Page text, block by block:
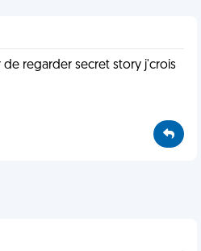
regarder secret story j'crois